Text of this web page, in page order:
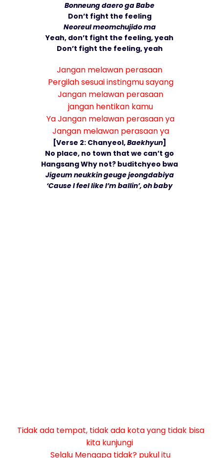
Bonneung daero ga Babe
Don’t fight the feeling
Neoreul meomchujido ma
Yeah, don’t fight the feeling, yeah
Don’t fight the feeling, yeah
Jangan melawan perasaan
Pergilah sesuai instingmu sayang
Jangan melawan perasaan
jangan hentikan kamu
Ya Jangan melawan perasaan ya
Jangan melawan perasaan ya
[Verse 2: Chanyeol,Baekhyun]
No place, no town that we can’t go
Hangsang Why not? buditchyeo bwa
Jigeum neukkin geuge jeongdabiya
‘Cause I feel like I’m ballin’, oh baby
Tidak ada tempat, tidak ada kota yang tidak bisa
kita kunjungi
Selalu Mengapa tidak? pukul itu